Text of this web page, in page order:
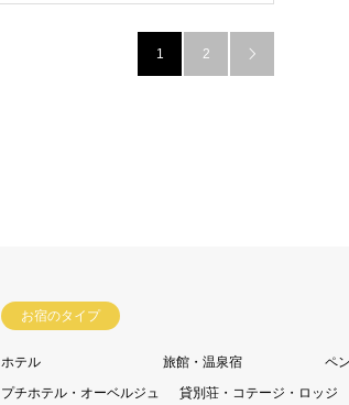
1 2 
お宿のタイプ
ホテル 旅館・温泉宿
ペ
プチホテル・オーベルジュ
貸別荘・コテージ・ロッジ